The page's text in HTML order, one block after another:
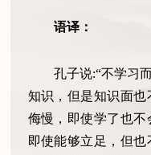
语译：
孔子说:“不学习
知识，但是知识面
侮慢，即使学了也不
即使能够立足，但